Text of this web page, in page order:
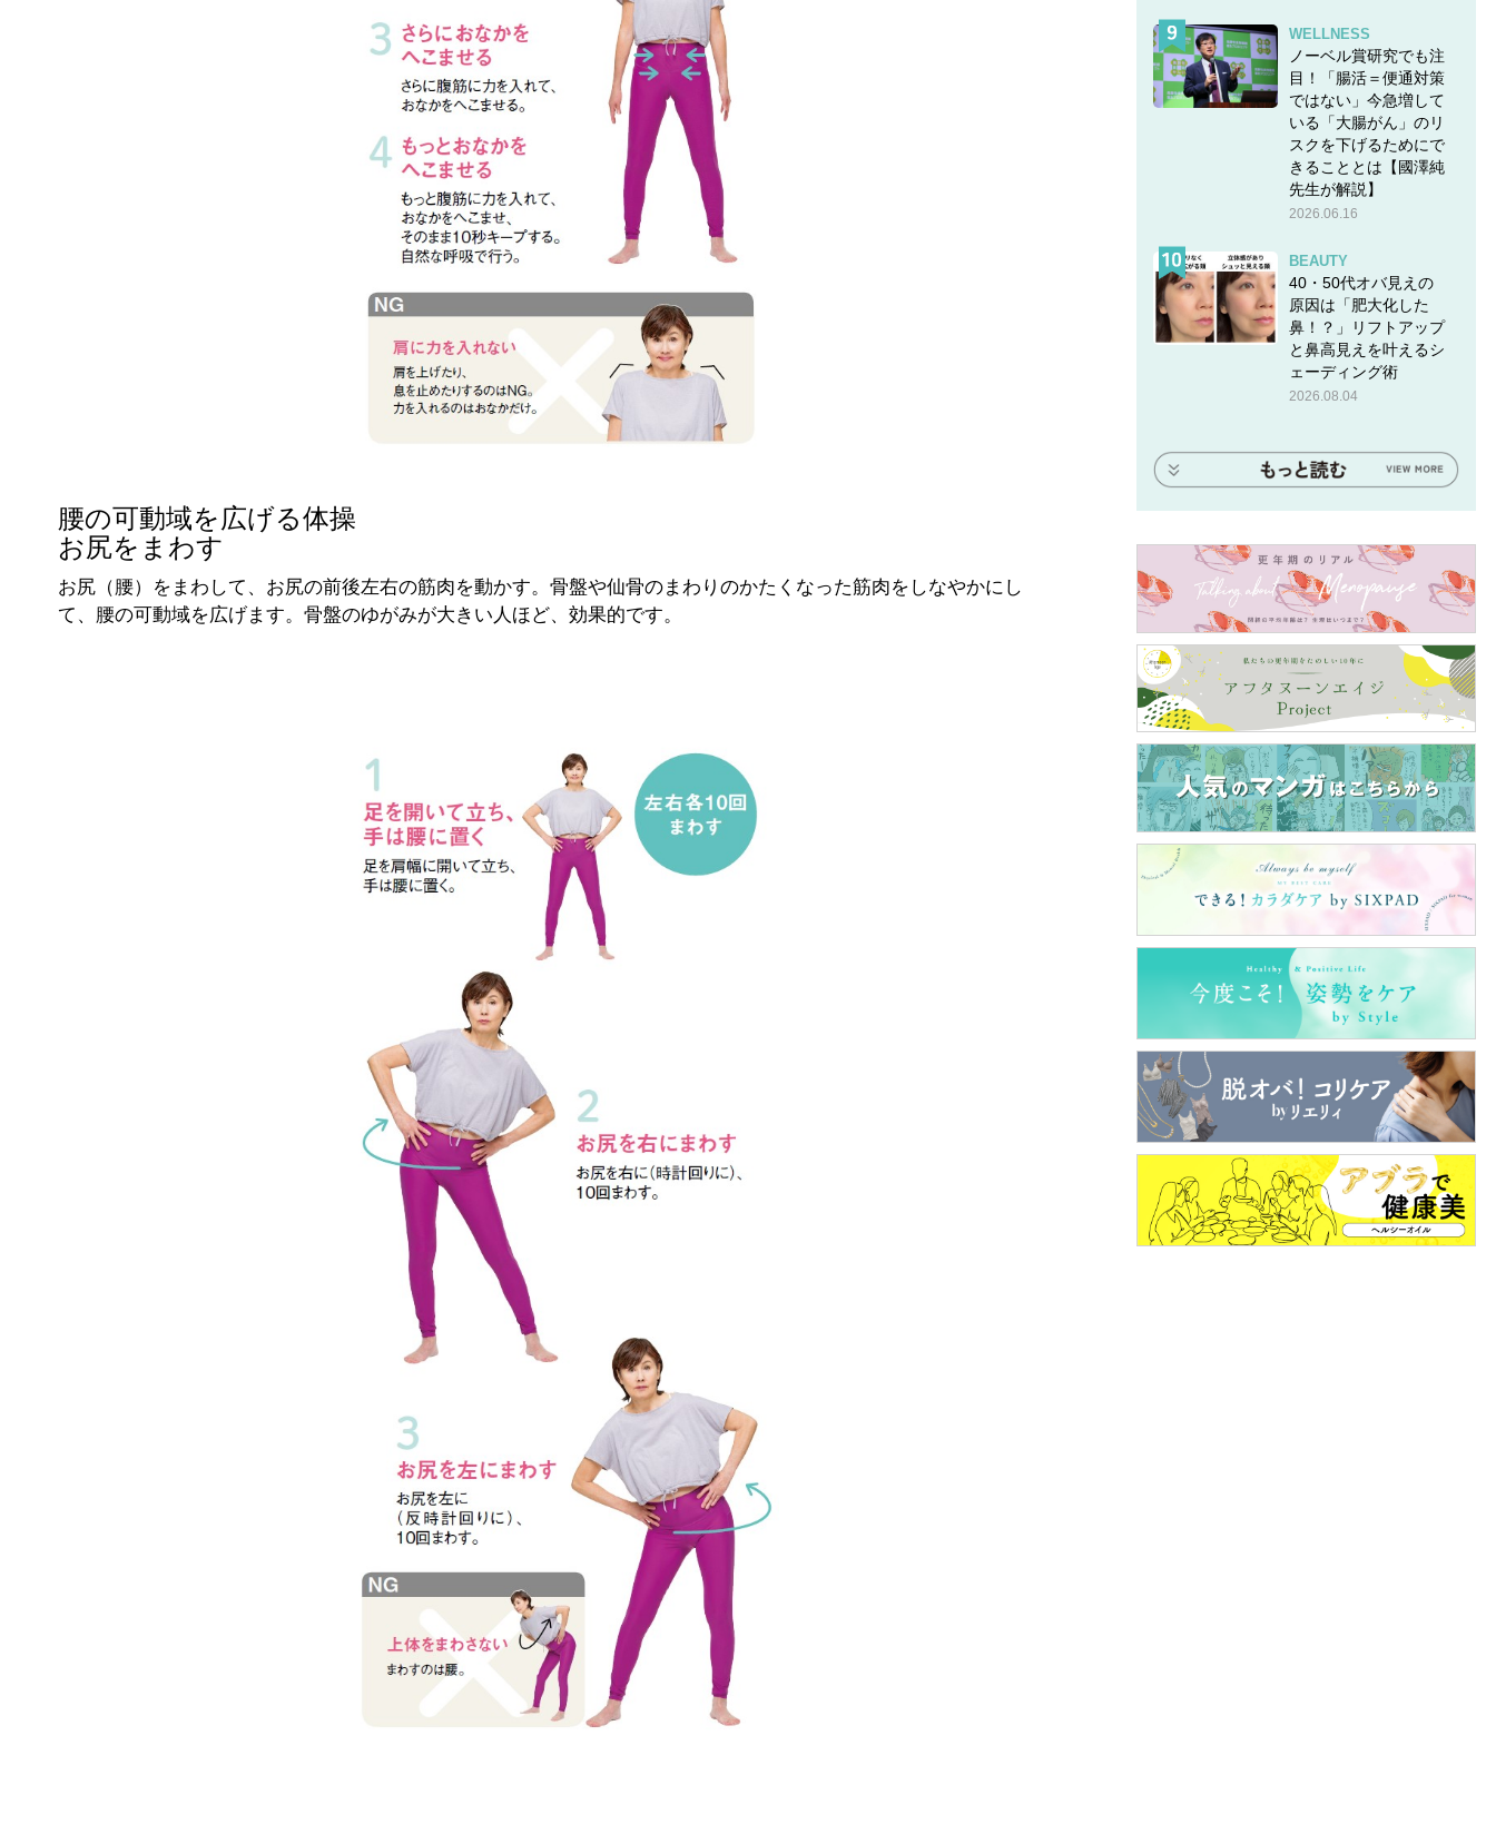
腰の可動域を広げる体操
お尻をまわす
お尻（腰）をまわして、お尻の前後左右の筋肉を動かす。骨盤や仙骨のまわりのかたくなった筋肉をしなやかにし
て、腰の可動域を広げます。骨盤のゆがみが大きい人ほど、効果的です。
WELLNESS
ノーベル賞研究でも注
目！「腸活＝便通対策
ではない」今急増して
いる「大腸がん」のリ
スクを下げるためにで
きることとは【國澤純
先生が解説】
2026.06.16
BEAUTY
40・50代オバ見えの
原因は「肥大化した
鼻！？」リフトアップ
と鼻高見えを叶えるシ
ェーディング術
2026.08.04